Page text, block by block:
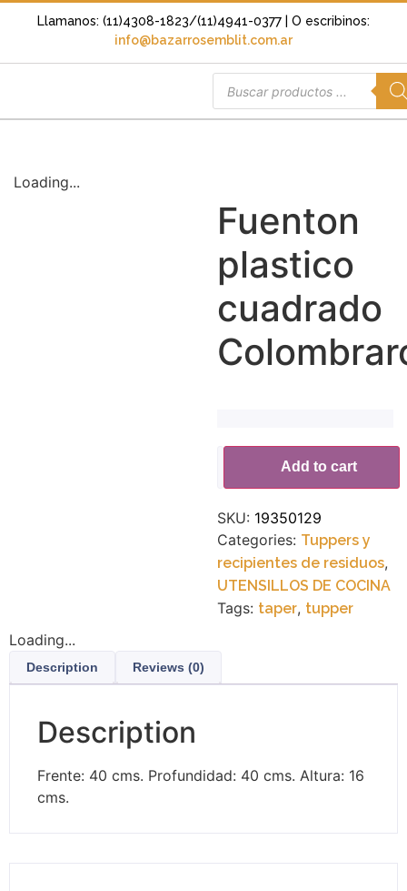
Llamanos: (11)4308-1823/(11)4941-0377
| O escribinos:
info@bazarrosemblit.com.ar
Loading...
Fuenton
plastico
cuadrado
Add to cart
Alternative:
SKU: 19350129
Categories: Tuppers y
recipientes de residuos,
UTENSILLOS DE COCINA
Tags: taper, tupper
Loading...
Description Reviews (0)
Description
Frente: 40 cms. Profundidad: 40 cms. Altura: 16
cms.